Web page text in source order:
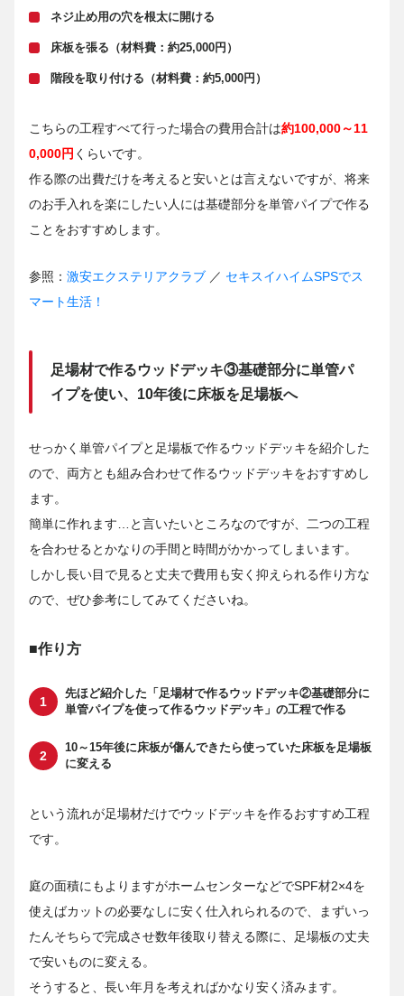
ネジ止め用の穴を根太に開ける
床板を張る（材料費：約25,000円）
階段を取り付ける（材料費：約5,000円）
こちらの工程すべて行った場合の費用合計は約100,000～11
0,000円 くらいです。
作る際の出費だけを考えると安いとは言えないですが、将来
のお手入れを楽にしたい人には基礎部分を単管パイプで作る
ことをおすすめします。
参照： 激安エクステリアクラブ ／ セキスイハイムSPSでス
マート生活！
足場材で作るウッドデッキ③基礎部分に単管パ
イプを使い、10年後に床板を足場板へ
せっかく単管パイプと足場板で作るウッドデッキを紹介した
ので、両方とも組み合わせて作るウッドデッキをおすすめし
ます。
簡単に作れます…と言いたいところなのですが、二つの工程
を合わせるとかなりの手間と時間がかかってしまいます。
しかし長い目で見ると丈夫で費用も安く抑えられる作り方な
ので、ぜひ参考にしてみてくださいね。
■作り方
先ほど紹介した「足場材で作るウッドデッキ②基礎部分に
単管パイプを使って作るウッドデッキ」の工程で作る
10～15年後に床板が傷んできたら使っていた床板を足場板
に変える
という流れが足場材だけでウッドデッキを作るおすすめ工程
です。
庭の面積にもよりますがホームセンターなどでSPF材2×4を
使えばカットの必要なしに安く仕入れられるので、まずいっ
たんそちらで完成させ数年後取り替える際に、足場板の丈夫
で安いものに変える。
そうすると、長い年月を考えればかなり安く済みます。